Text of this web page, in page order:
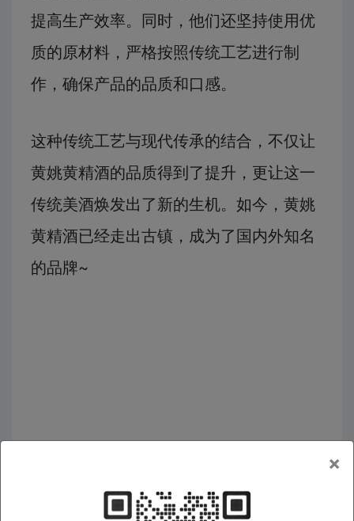
提高生产效率。同时，他们还坚持使用优
质的原材料，严格按照传统工艺进行制
作，确保产品的品质和口感。
这种传统工艺与现代传承的结合，不仅让
黄姚黄精酒的品质得到了提升，更让这一
传统美酒焕发出了新的生机。如今，黄姚
黄精酒已经走出古镇，成为了国内外知名
的品牌~
×